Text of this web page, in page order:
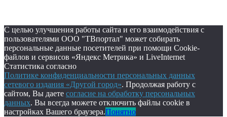
С целью улучшения работы сайта и его взаимодействия с
пользователями ООО "ТВпортал" может собирать
персональные данные посетителей при помощи Cookie-
файлов и сервисов «Яндекс Метрика» и LiveInternet
Статистика согласно
Политике конфиденциальности персональных данных
сетевого издания «Другой город». Продолжая работу с
сайтом, Вы даете согласие на обработку персональных
данных. Вы всегда можете отключить файлы cookie в
настройках Вашего браузера.Понятно